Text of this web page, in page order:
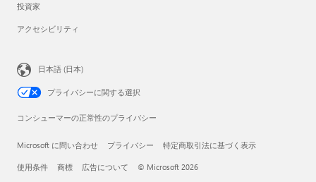
投資家
アクセシビリティ
日本語 (日本)
プライバシーに関する選択
コンシューマーの正常性のプライバシー
Microsoft に問い合わせ プライバシー 特定商取引法に基づく表示
使用条件 商標 広告について © Microsoft 2026